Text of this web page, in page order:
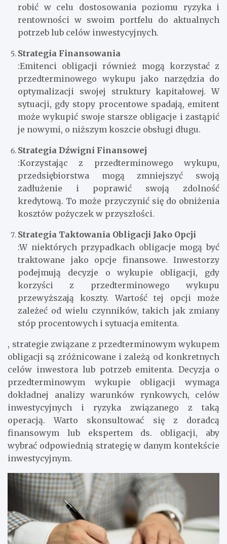
robić w celu dostosowania poziomu ryzyka i
rentowności w swoim portfelu do aktualnych
potrzeb lub celów inwestycyjnych.
Strategia Finansowania
:Emitenci obligacji również mogą korzystać z
przedterminowego wykupu jako narzędzia do
optymalizacji swojej struktury kapitałowej. W
sytuacji, gdy stopy procentowe spadają, emitent
może wykupić swoje starsze obligacje i zastąpić
je nowymi, o niższym koszcie obsługi długu.
Strategia Dźwigni Finansowej
:Korzystając z przedterminowego wykupu,
przedsiębiorstwa mogą zmniejszyć swoją
zadłużenie i poprawić swoją zdolność
kredytową. To może przyczynić się do obniżenia
kosztów pożyczek w przyszłości.
Strategia Taktowania Obligacji Jako Opcji
:W niektórych przypadkach obligacje mogą być
traktowane jako opcje finansowe. Inwestorzy
podejmują decyzje o wykupie obligacji, gdy
korzyści z przedterminowego wykupu
przewyższają koszty. Wartość tej opcji może
zależeć od wielu czynników, takich jak zmiany
stóp procentowych i sytuacja emitenta.
, strategie związane z przedterminowym wykupem
obligacji są zróżnicowane i zależą od konkretnych
celów inwestora lub potrzeb emitenta. Decyzja o
przedterminowym wykupie obligacji wymaga
dokładnej analizy warunków rynkowych, celów
inwestycyjnych i ryzyka związanego z taką
operacją. Warto skonsultować się z doradcą
finansowym lub ekspertem ds. obligacji, aby
wybrać odpowiednią strategię w danym kontekście
inwestycyjnym.